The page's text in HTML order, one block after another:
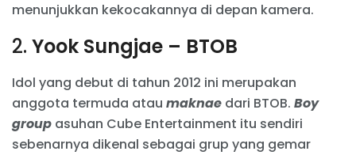
menunjukkan kekocakannya di depan kamera.
2. Yook Sungjae – BTOB
Idol yang debut di tahun 2012 ini merupakan
anggota termuda atau maknae dari BTOB. Boy
group asuhan Cube Entertainment itu sendiri
sebenarnya dikenal sebagai grup yang gemar